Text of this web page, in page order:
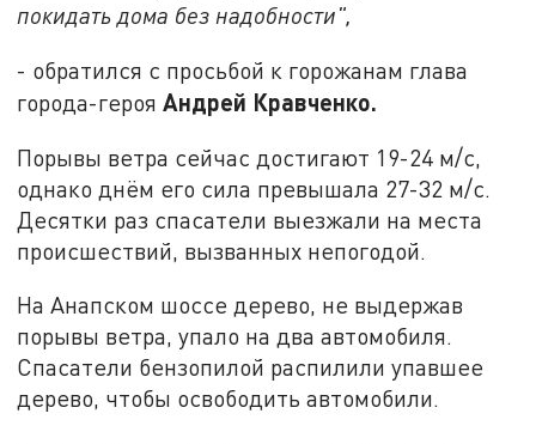
покидать дома без надобности",
- обратился с просьбой к горожанам глава
города-герояАндрей Кравченко.
Порывы ветра сейчас достигают 19-24 м/с,
однако днём его сила превышала 27-32 м/с.
Десятки раз спасатели выезжали на места
происшествий, вызванных непогодой.
На Анапском шоссе дерево, не выдержав
порывы ветра, упало на два автомобиля.
Спасатели бензопилой распилили упавшее
дерево, чтобы освободить автомобили.